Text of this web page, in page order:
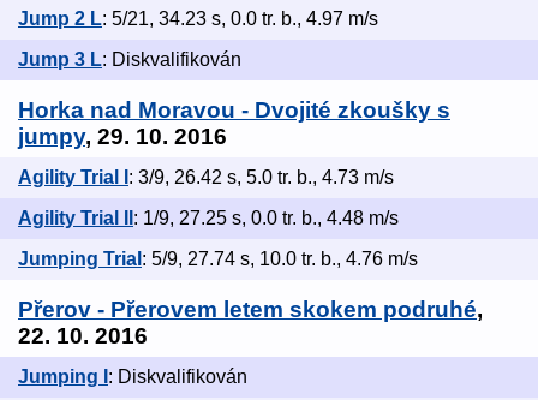
Jump 2 L: 5/21, 34.23 s, 0.0 tr. b., 4.97 m/s
Jump 3 L: Diskvalifikován
Horka nad Moravou - Dvojité zkoušky s
jumpy, 29. 10. 2016
Agility Trial I : 3/9, 26.42 s, 5.0 tr. b., 4.73 m/s
Agility Trial II : 1/9, 27.25 s, 0.0 tr. b., 4.48 m/s
Jumping Trial : 5/9, 27.74 s, 10.0 tr. b., 4.76 m/s
Přerov - Přerovem letem skokem podruhé,
22. 10. 2016
Jumping I : Diskvalifikován